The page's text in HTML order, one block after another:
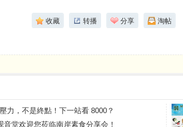
收藏 转播 分享 淘帖
力，不是終點！下一站看 8000？
音堂欢迎您莅临南岸素食分享会！